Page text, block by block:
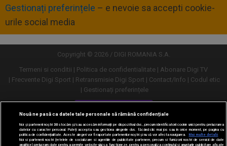
Gestionați preferințele – e nevoie sa accepti cookie-
urile social media
Copyright © 2026 / DIGI ROMANIA S.A.
Termeni si conditii
Politica de confidentialitate
Abonare Digi TV
Frecvente Digi Sport
Retransmisie Digi Sport Contact/Info
Codul etic
Gestionați preferințele
Versiune desktop
Nouă ne pasă ca datele tale personale să rămână confidențiale
Noi și partenerii noștri30stocăm și/sau accesăm informații pe dispozitivul dvs., precum identificatorii cookie unici pentru prelucrarea
datelor cu caracter personal. Puteți accepta sau gestiona alegerile dvs. făcând clic mai jos sau în orice moment, pe pagina cu
politica de confidențialitate. Aceste alegeri vor fi raportate partenerilor noștri și nu vă vor afecta navigarea.
Mai multe detalii
Noi si partenerii nostri (retelele de socializare si agentiile de publicitate partenere, precum si furnizorii nostri de servicii de date
analitice) prelucram date pentru a permite website-ului sa functioneze, pentru a personaliza continutul si anunturile publicitare afisate